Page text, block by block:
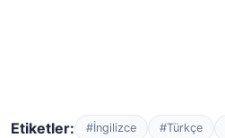
Etiketler: #İngilizce #Türkçe